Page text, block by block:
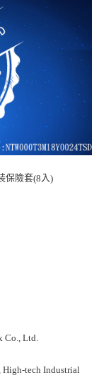
保險套(8 入)
Co., Ltd.
High-tech Industrial